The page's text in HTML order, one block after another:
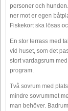
personer och
ner mot er egen
Fiskekort ska lösas
En stor terrass med
vid huset, som det
stort vardagsrum
program.
Två sovrum med
mindre sovrummet
man behöver.